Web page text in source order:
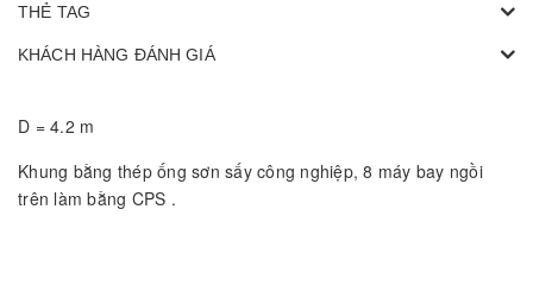
THẺ TAG
KHÁCH HÀNG ĐÁNH GIÁ
D = 4.2 m
Khung bằng thép ống sơn sấy công nghiệp, 8 máy bay ngồi
trên làm bằng CPS .